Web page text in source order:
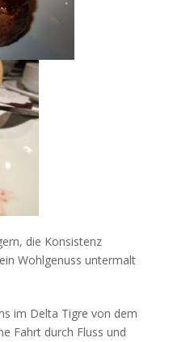
die Konsistenz
Wohlgenuss untermalt
im Delta Tigre von dem
Fahrt durch Fluss und